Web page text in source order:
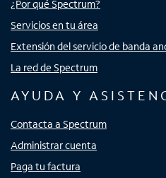
¿Por qué Spectrum?
Servicios en tu área
Extensión del servicio de banda
La red de Spectrum
AYUDA Y
Contacta a Spectrum
Administrar cuenta
Paga tu factura